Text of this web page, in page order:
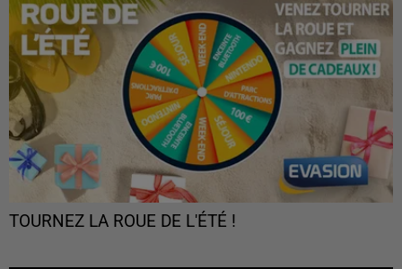
TOURNEZ LA ROUE DE L'ÉTÉ !